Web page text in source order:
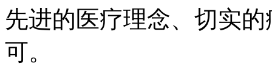
先进的医疗理念、切实
可。